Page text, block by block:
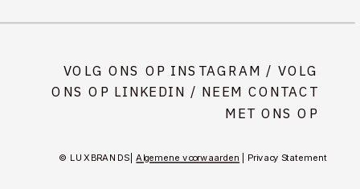
VOLG ONS OP INSTAGRAM /VOLG
ONS OP LINKEDIN / NEEM CONTACT
MET ONS OP
© LUX BRANDS |Algemene voorwaarden | Privacy Statement